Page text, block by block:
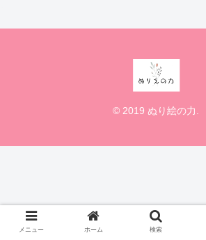
© 2019 ぬり絵の力.
メニュー ホーム 検索